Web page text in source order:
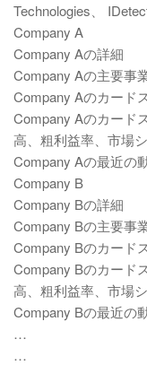
Technologies、
Company A
Company Aの詳細
Company Aの主要事
Company Aのカード
Company Aのカード
高、粗利益率、市場
Company Aの最近の
Company B
Company Bの詳細
Company Bの主要事
Company Bのカード
Company Bのカード
高、粗利益率、市場
Company Bの最近の
…
…